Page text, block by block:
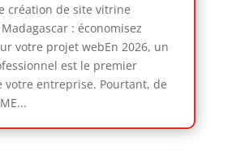
création de site vitrine
: économisez
votre projet webEn 2026, un
est le premier
votre entreprise. Pourtant, de